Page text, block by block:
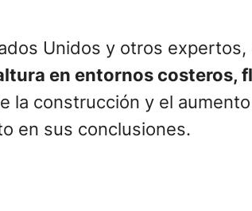
Unidos y otros expertos,
en entornos costeros,
la construcción y el
en sus conclusiones.